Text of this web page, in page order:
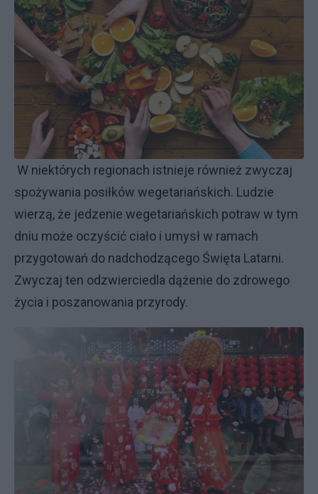
W niektórych regionach istnieje również zwyczaj
spożywania posiłków wegetariańskich. Ludzie
wierzą, że jedzenie wegetariańskich potraw w tym
dniu może oczyścić ciało i umysł w ramach
przygotowań do nadchodzącego Święta Latarni.
Zwyczaj ten odzwierciedla dążenie do zdrowego
życia i poszanowania przyrody.